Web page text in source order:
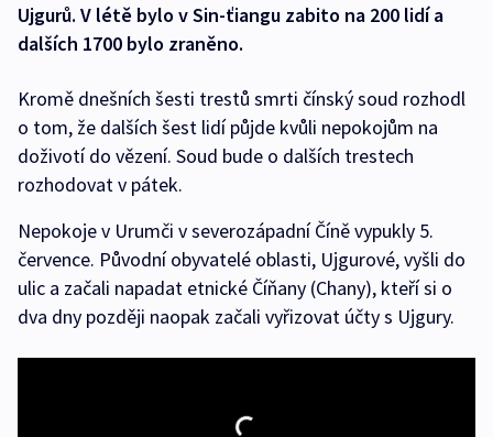
Ujgurů. V létě bylo v Sin-ťiangu zabito na 200 lidí a
dalších 1700 bylo zraněno.
Kromě dnešních šesti trestů smrti čínský soud rozhodl
o tom, že dalších šest lidí půjde kvůli nepokojům na
doživotí do vězení. Soud bude o dalších trestech
rozhodovat v pátek.
Nepokoje v Urumči v severozápadní Číně vypukly 5.
července. Původní obyvatelé oblasti, Ujgurové, vyšli do
ulic a začali napadat etnické Číňany (Chany), kteří si o
dva dny později naopak začali vyřizovat účty s Ujgury.